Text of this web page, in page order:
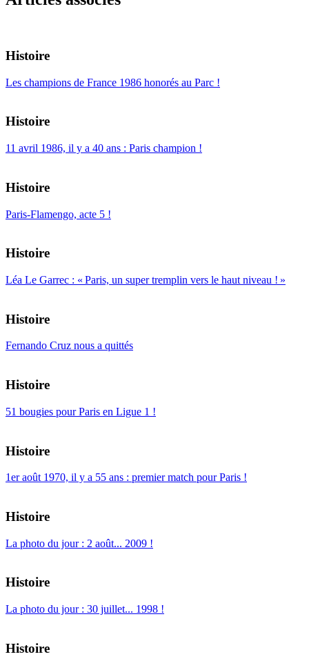
Histoire
Les champions de France 1986 honorés au Parc !
Histoire
11 avril 1986, il y a 40 ans : Paris champion !
Histoire
Paris-Flamengo, acte 5 !
Histoire
Léa Le Garrec : « Paris, un super tremplin vers le haut niveau ! »
Histoire
Fernando Cruz nous a quittés
Histoire
51 bougies pour Paris en Ligue 1 !
Histoire
1er août 1970, il y a 55 ans : premier match pour Paris !
Histoire
La photo du jour : 2 août... 2009 !
Histoire
La photo du jour : 30 juillet... 1998 !
Histoire